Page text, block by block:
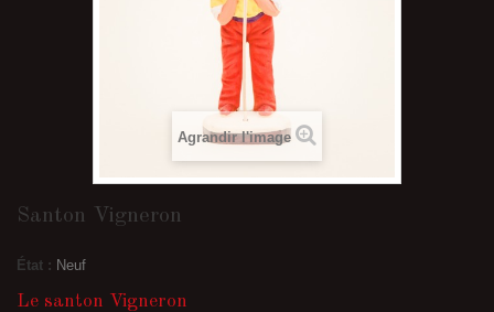
Agrandir l'image
Santon Vigneron
État : Neuf
Le santon Vigneron